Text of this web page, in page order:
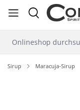
springen
Sirup Maracuja-Sirup